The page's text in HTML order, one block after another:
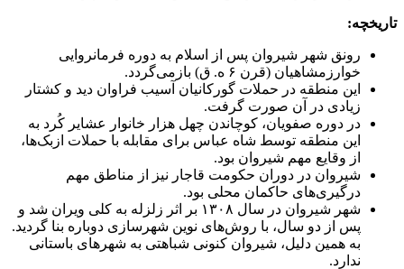
تاریخچه:
رونق شهر شیروان پس از اسلام به دوره فرمانروایی
خوارزمشاهیان (قرن ۶ ه. ق) بازمی‌گردد.
این منطقه در حملات گورکانیان آسیب فراوان دید و کشتار
زیادی در آن صورت گرفت.
در دوره صفویان، کوچاندن چهل هزار خانوار عشایر کُرد به
این منطقه توسط شاه عباس برای مقابله با حملات ازبک‌ها،
از وقایع مهم شیروان بود.
شیروان در دوران حکومت قاجار نیز از مناطق مهم
درگیری‌های حاکمان محلی بود.
شهر شیروان در سال ۱۳۰۸ بر اثر زلزله به کلی ویران شد و
پس از دو سال، با روش‌های نوین شهرسازی دوباره بنا گردید.
به همین دلیل، شیروان کنونی شباهتی به شهرهای باستانی
ندارد.